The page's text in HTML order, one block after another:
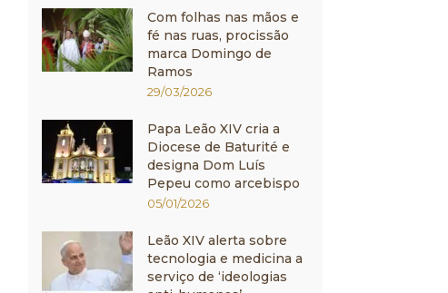
Com folhas nas mãos e
fé nas ruas, procissão
marca Domingo de
Ramos
29/03/2026
Papa Leão XIV cria a
Diocese de Baturité e
designa Dom Luís
Pepeu como arcebispo
05/01/2026
Leão XIV alerta sobre
tecnologia e medicina a
serviço de ‘ideologias